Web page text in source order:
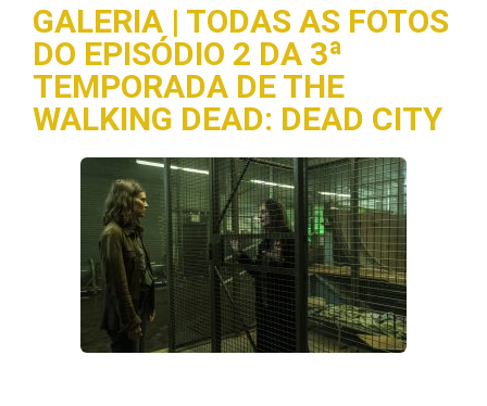
GALERIA | TODAS AS FOTOS
DO EPISÓDIO 2 DA 3ª
TEMPORADA DE THE
WALKING DEAD: DEAD CITY